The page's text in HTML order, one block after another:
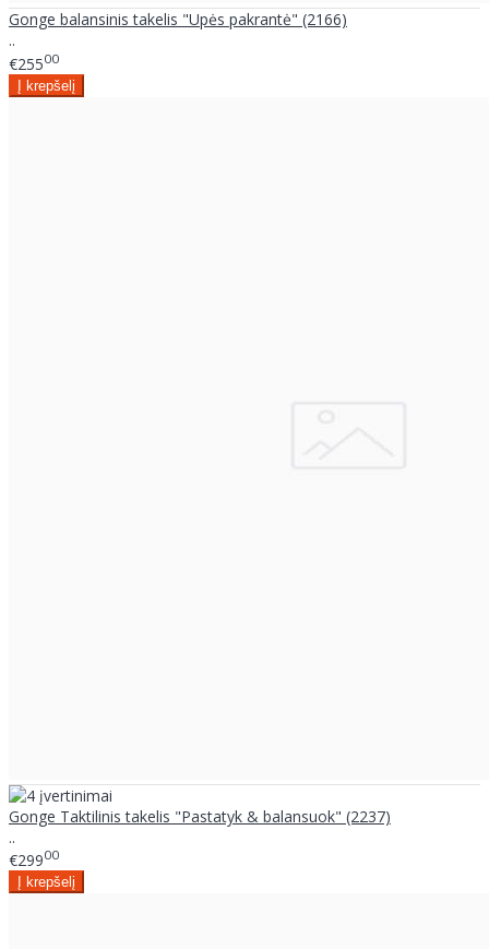
Gonge balansinis takelis "Upės pakrantė" (2166)
..
€25500
Gonge Taktilinis takelis "Pastatyk & balansuok" (2237)
..
€29900